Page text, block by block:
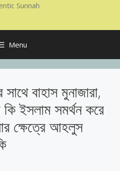
Sunnah
Menu
বাহাস মুনাজারা,
কি ইসলাম সমর্থন করে
ক্ষেত্রে আহলুস